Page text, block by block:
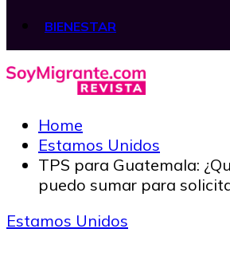
BIENESTAR
Home
Estamos Unidos
TPS para Guatemala:
puedo sumar para
Estamos Unidos